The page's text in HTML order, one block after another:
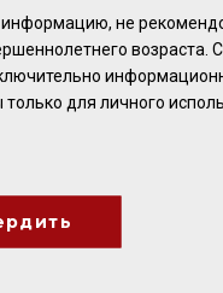
2 080.00 ₽
не
для личного